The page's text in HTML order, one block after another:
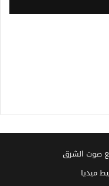
صوت الشرق
ميديا